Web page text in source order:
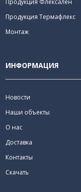
Продукция Флексален
Продукция Термафлекс
Монтаж
ИНФОРМАЦИЯ
Новости
Наши объекты
О нас
Доставка
Контакты
Скачать